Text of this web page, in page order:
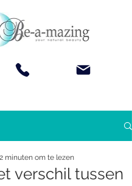
verschil tussen
2 minuten om te lezen